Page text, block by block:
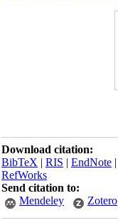
Download citation:
BibTeX|RIS|
RefWorks
Send citation to:
Mendeley